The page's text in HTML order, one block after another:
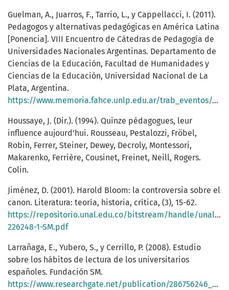
Guelman, A., Juarros, F., Tarrio, L., y Cappellacci, I. (2011).
Pedagogos y alternativas pedagógicas en América Latina
[Ponencia]. VIII Encuentro de Cátedras de Pedagogía de
Universidades Nacionales Argentinas. Departamento de
Ciencias de la Educación, Facultad de Humanidades y
Ciencias de la Educación, Universidad Nacional de La
Plata, Argentina.
https://www.memoria.fahce.unlp.edu.ar/trab_eventos/ev.973/ev.973.pdf
Houssaye, J. (Dir.). (1994). Quinze pédagogues, leur
influence aujourd’hui. Rousseau, Pestalozzi, Fröbel,
Robin, Ferrer, Steiner, Dewey, Decroly, Montessori,
Makarenko, Ferrière, Cousinet, Freinet, Neill, Rogers.
Colin.
Jiménez, D. (2001). Harold Bloom: la controversia sobre el
canon. Literatura: teoría, historia, crítica, (3), 15-62.
https://repositorio.unal.edu.co/bitstream/handle/unal/
226248-1-SM.pdf
Larrañaga, E., Yubero, S., y Cerrillo, P. (2008). Estudio
sobre los hábitos de lectura de los universitarios
españoles. Fundación SM.
https://www.researchgate.net/publication/286756246_Estudio_sobre_los_habitos_de_lectura_de_los_universitarios_espanoles